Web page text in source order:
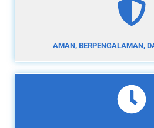
AMAN, BERPENGALAMAN,